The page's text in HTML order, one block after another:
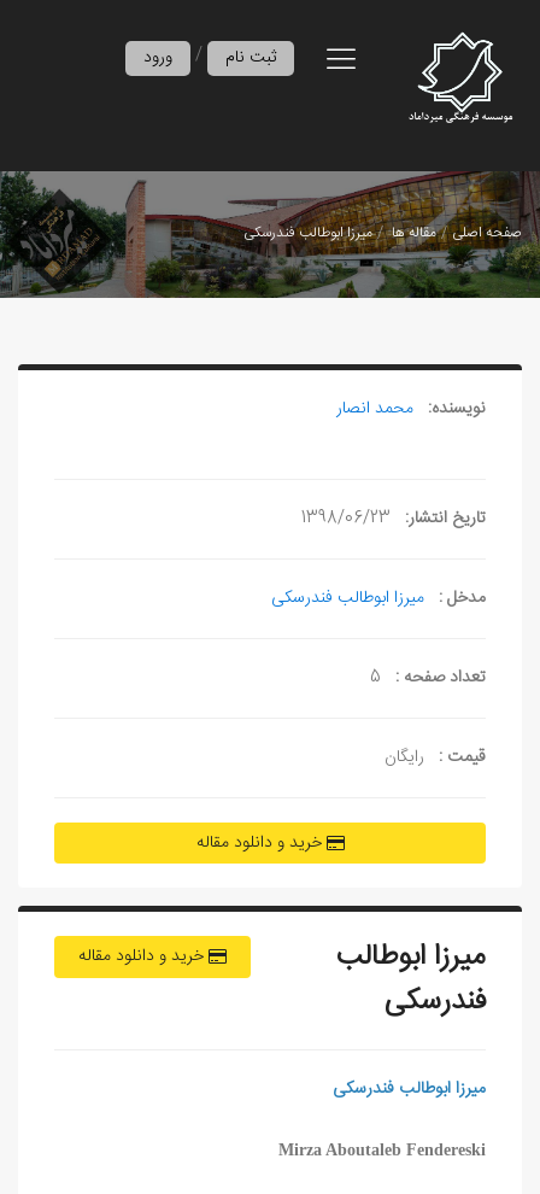
ورود / ثبت نام
صفحه اصلی مقاله ها میرزا ابوطالب فندرسکی
نویسنده: محمد انصار
تاریخ انتشار: 1398/06/23
مدخل : میرزا ابوطالب فندرسکی
تعداد صفحه : 5
قیمت : رایگان
خرید و دانلود مقاله
خرید و دانلود مقاله
میرزا ابوطالب
فندرسکی
میرزا ابوطالب فندرسکی
Mirza Aboutaleb Fendereski